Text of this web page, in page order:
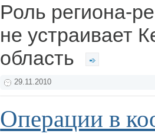
Роль региона-
не устраивает
область
29.11.2010
Операции в